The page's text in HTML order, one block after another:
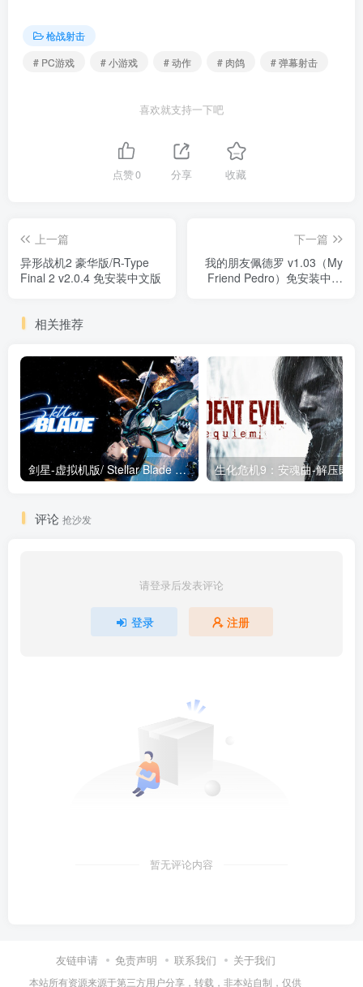
枪战射击
# PC游戏
# 小游戏 # 动作 # 肉鸽 # 弹幕射击
喜欢就支持一下吧
点赞0 分享 收藏
上一篇
异形战机2 豪华版/R-Type
Final 2 v2.0.4 免安装中文版
下一篇
我的朋友佩德罗 v1.03（My
Friend Pedro）免安装中文
相关推荐
剑星-虚拟机版/ Stellar Blade v1.4.1|Build.19963153 终极版新补丁 送修改器 免安装中文版
评论 抢沙发
请登录后发表评论
登录 注册
暂无评论内容
友链申请 免责声明 联系我们 关于我们
本站所有资源来源于第三方用户分享，转载，非本站自制，仅供